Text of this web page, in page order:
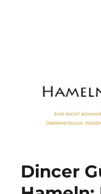
Dincer